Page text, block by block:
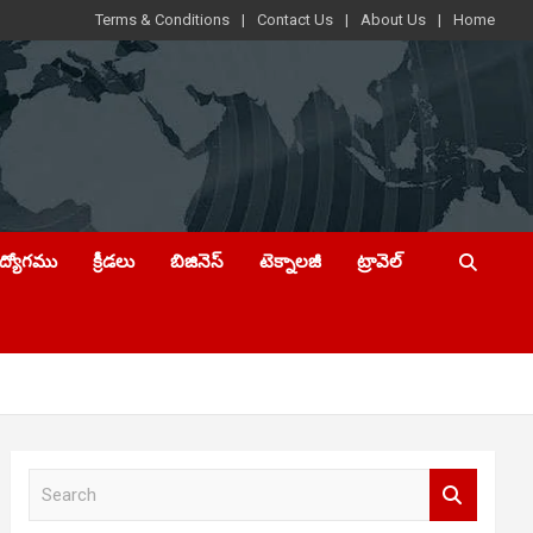
Terms & Conditions Contact Us About Us Home
క్రీడలు బిజినెస్ టెక్నాలజీ ట్రావెల్